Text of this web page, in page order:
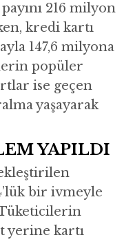
216 milyon
kredi kartı
147,6 milyona
popüler
ise geçen
yaşayarak
YAPILDI
bir ivmeyle
Tüketicilerin
yerine kartı